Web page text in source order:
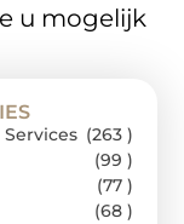
u mogelijk
(263 )
(99 )
(77 )
(68 )